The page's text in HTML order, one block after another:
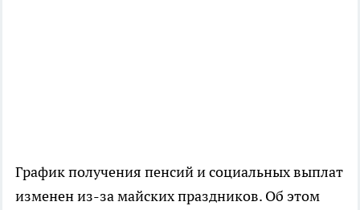
График получения пенсий и социальных выплат
изменен из-за майских праздников. Об этом